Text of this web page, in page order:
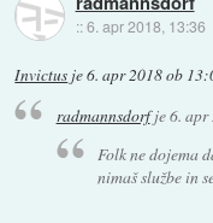
::6. apr 2018, 13:36
Invictus je6. apr 2018 ob
radmannsdorfje6. apr
Folk ne dojema
nimaš službe in